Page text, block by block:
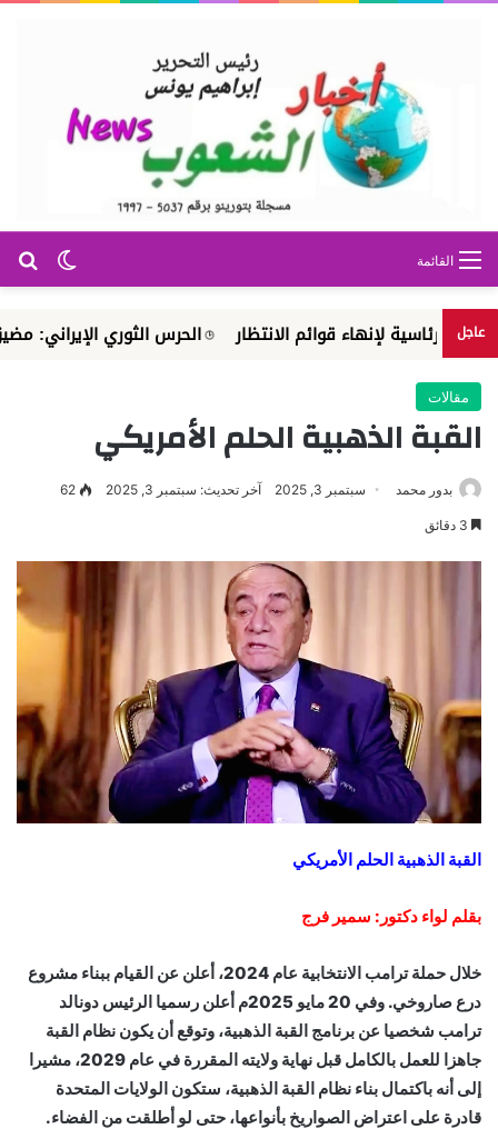
الوضع القائمة
عاجل
لإنهاء قوائم الانتظار الحرس الثوري الإيراني: مضيق هرمز
مقالات
القبة الذهبية الحلم الأمريكي
بدور محمد سبتمبر 3, 2025 آخر تحديث: سبتمبر 3, 2025 62
القبة الذهبية الحلم الأمريكي
بقلم لواء دكتور: سمير فرج
خلال حملة ترامب الانتخابية عام 2024، أعلن عن القيام ببناء مشروع
درع صاروخي. وفي 20 مايو 2025م أعلن رسميا الرئيس دونالد
ترامب شخصيا عن برنامج القبة الذهبية، وتوقع أن يكون نظام القبة
جاهزا للعمل بالكامل قبل نهاية ولايته المقررة في عام 2029، مشيرا
إلى أنه باكتمال بناء نظام القبة الذهبية، ستكون الولايات المتحدة
قادرة على اعتراض الصواريخ بأنواعها، حتى لو أطلقت من الفضاء.